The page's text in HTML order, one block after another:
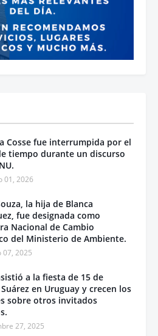
Cosse fue interrumpida por el
tiempo durante un discurso
01, 2026
la hija de Blanca
fue designada como
Nacional de Cambio
del Ministerio de Ambiente.
07, 2025
a la fiesta de 15 de
en Uruguay y crecen los
sobre otros invitados
27, 2025